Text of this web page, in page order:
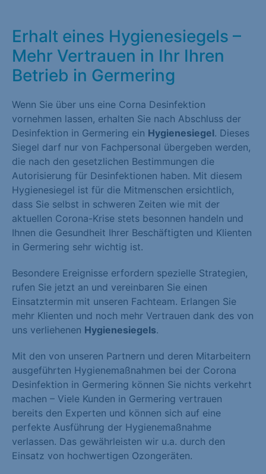
Erhalt eines Hygienesiegels –
Mehr Vertrauen in Ihr Ihren
Betrieb in Germering
Wenn Sie über uns eine Corna Desinfektion
vornehmen lassen, erhalten Sie nach Abschluss der
Desinfektion in Germering ein Hygienesiegel. Dieses
Siegel darf nur von Fachpersonal übergeben werden,
die nach den gesetzlichen Bestimmungen die
Autorisierung für Desinfektionen haben. Mit diesem
Hygienesiegel ist für die Mitmenschen ersichtlich,
dass Sie selbst in schweren Zeiten wie mit der
aktuellen Corona-Krise stets besonnen handeln und
Ihnen die Gesundheit Ihrer Beschäftigten und Klienten
in Germering sehr wichtig ist.
Besondere Ereignisse erfordern spezielle Strategien,
rufen Sie jetzt an und vereinbaren Sie einen
Einsatztermin mit unseren Fachteam. Erlangen Sie
mehr Klienten und noch mehr Vertrauen dank des von
uns verliehenen Hygienesiegels.
Mit den von unseren Partnern und deren Mitarbeitern
ausgeführten Hygienemaßnahmen bei der Corona
Desinfektion in Germering können Sie nichts verkehrt
machen – Viele Kunden in Germering vertrauen
bereits den Experten und können sich auf eine
perfekte Ausführung der Hygienemaßnahme
verlassen. Das gewährleisten wir u.a. durch den
Einsatz von hochwertigen Ozongeräten.